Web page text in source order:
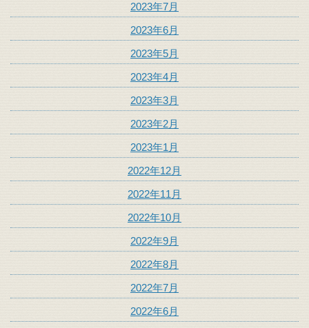
2023年7月
2023年6月
2023年5月
2023年4月
2023年3月
2023年2月
2023年1月
2022年12月
2022年11月
2022年10月
2022年9月
2022年8月
2022年7月
2022年6月